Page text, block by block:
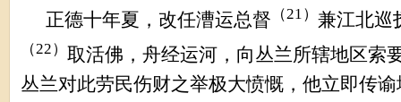
正德十年夏，改任漕运总督 （21 ） 兼江北巡
（22） 取活佛，舟经运河，向丛兰所辖地区索
丛兰对此劳民伤财之举极大愤慨，他立即传